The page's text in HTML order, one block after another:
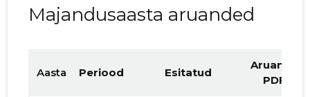
Majandusaasta aruanded
Aasta Periood Esitatud
Aruande
PDF